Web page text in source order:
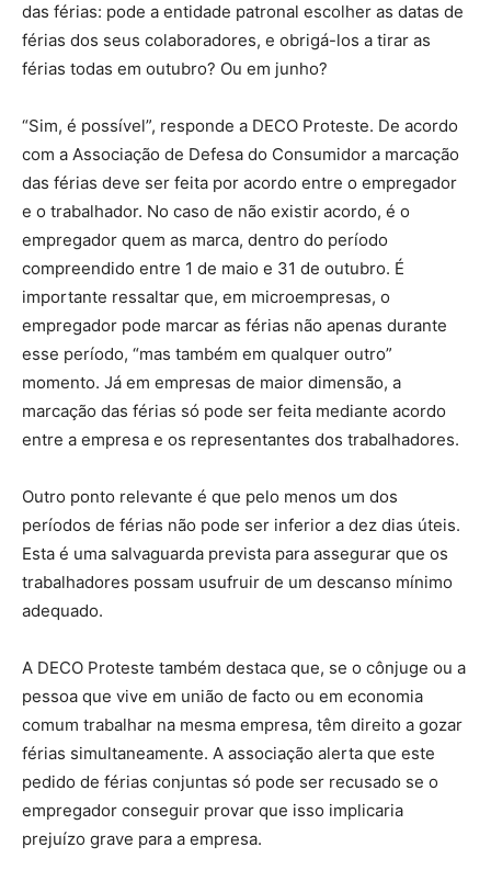
das férias: pode a entidade patronal escolher as datas de
férias dos seus colaboradores, e obrigá-los a tirar as
férias todas em outubro? Ou em junho?
“Sim, é possível”, responde a DECO Proteste. De acordo
com a Associação de Defesa do Consumidor a marcação
das férias deve ser feita por acordo entre o empregador
e o trabalhador. No caso de não existir acordo, é o
empregador quem as marca, dentro do período
compreendido entre 1 de maio e 31 de outubro. É
importante ressaltar que, em microempresas, o
empregador pode marcar as férias não apenas durante
esse período, “mas também em qualquer outro”
momento. Já em empresas de maior dimensão, a
marcação das férias só pode ser feita mediante acordo
entre a empresa e os representantes dos trabalhadores.
Outro ponto relevante é que pelo menos um dos
períodos de férias não pode ser inferior a dez dias úteis.
Esta é uma salvaguarda prevista para assegurar que os
trabalhadores possam usufruir de um descanso mínimo
adequado.
A DECO Proteste também destaca que, se o cônjuge ou a
pessoa que vive em união de facto ou em economia
comum trabalhar na mesma empresa, têm direito a gozar
férias simultaneamente. A associação alerta que este
pedido de férias conjuntas só pode ser recusado se o
empregador conseguir provar que isso implicaria
prejuízo grave para a empresa.